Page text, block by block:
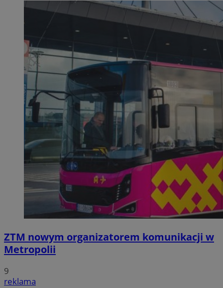
ZTM nowym organizatorem komunikacji w
Metropolii
9
reklama